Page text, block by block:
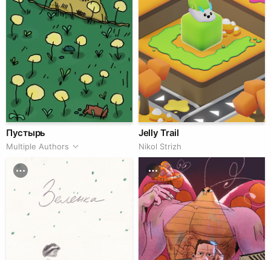
Пустырь
Multiple Authors
Jelly Trail
Nikol Strizh